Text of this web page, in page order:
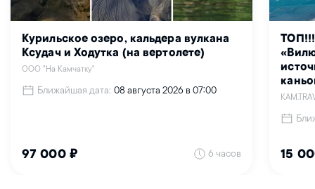
Курильское озеро, кальдера вулкана
Ксудач и Ходутка (на вертолете)
ООО "На Камчатку"
Ближайшая дата: 08 августа 2026 в 07:00
97 000 ₽ 6 часов
ТОП!!!
15